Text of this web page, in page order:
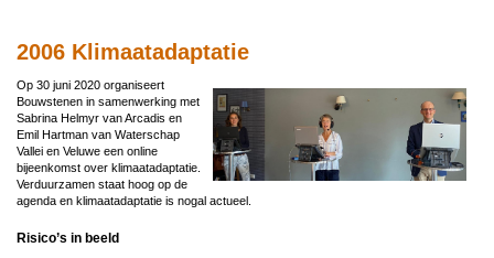
2006 Klimaatadaptatie
Op 30 juni 2020 organiseert
Bouwstenen in samenwerking met
Sabrina Helmyr van Arcadis en
Emil Hartman van Waterschap
Vallei en Veluwe een online
bijeenkomst over klimaatadaptatie.
Verduurzamen staat hoog op de
agenda en klimaatadaptatie is nogal actueel.
Risico’s in beeld